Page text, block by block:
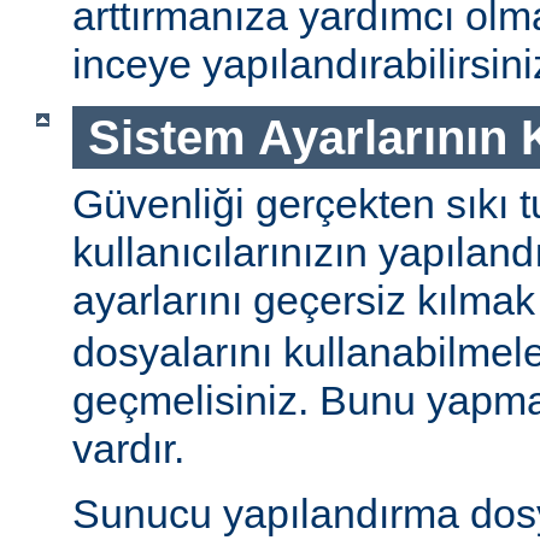
arttırmanıza yardımcı
inceye
Sistem Ayarlarının
Güvenliği gerçekten sıkı
kullanıcılarınızın
ayarlarını geçersiz
dosyalarını
geçmelisiniz. Bunu
vardır.
Sunucu yapılandırma